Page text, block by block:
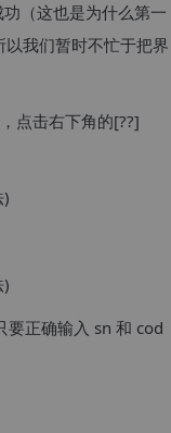
（这也是为什么第一
我们暂时不忙于把界
点击右下角的[??]
正确输入 sn 和 cod